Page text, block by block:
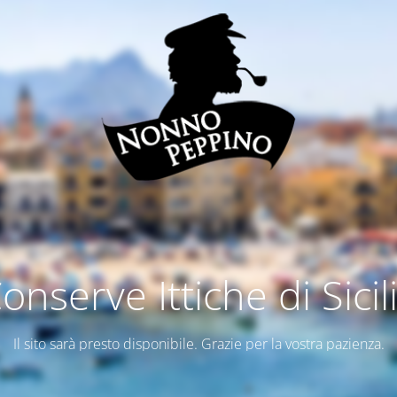
Ittiche di
Il sito sarà presto disponibile. Grazie per la vostra pazienza.